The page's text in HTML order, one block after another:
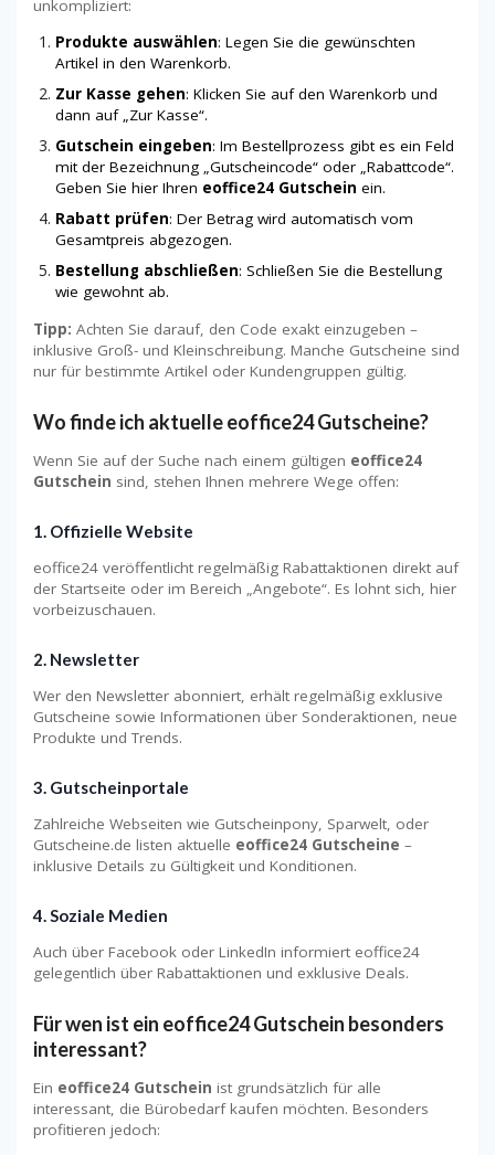
unkompliziert:
Produkte auswählen: Legen Sie die gewünschten
Artikel in den Warenkorb.
Zur Kasse gehen: Klicken Sie auf den Warenkorb und
dann auf „Zur Kasse“.
Gutschein eingeben: Im Bestellprozess gibt es ein Feld
mit der Bezeichnung „Gutscheincode“ oder „Rabattcode“.
Geben Sie hier Ihren eoffice24 Gutschein ein.
Rabatt prüfen: Der Betrag wird automatisch vom
Gesamtpreis abgezogen.
Bestellung abschließen: Schließen Sie die Bestellung
wie gewohnt ab.
Tipp: Achten Sie darauf, den Code exakt einzugeben –
inklusive Groß- und Kleinschreibung. Manche Gutscheine sind
nur für bestimmte Artikel oder Kundengruppen gültig.
Wo finde ich aktuelle eoffice24 Gutscheine?
Wenn Sie auf der Suche nach einem gültigen eoffice24
Gutschein sind, stehen Ihnen mehrere Wege offen:
1. Offizielle Website
eoffice24 veröffentlicht regelmäßig Rabattaktionen direkt auf
der Startseite oder im Bereich „Angebote“. Es lohnt sich, hier
vorbeizuschauen.
2. Newsletter
Wer den Newsletter abonniert, erhält regelmäßig exklusive
Gutscheine sowie Informationen über Sonderaktionen, neue
Produkte und Trends.
3. Gutscheinportale
Zahlreiche Webseiten wie Gutscheinpony, Sparwelt, oder
Gutscheine.de listen aktuelle eoffice24 Gutscheine –
inklusive Details zu Gültigkeit und Konditionen.
4. Soziale Medien
Auch über Facebook oder LinkedIn informiert eoffice24
gelegentlich über Rabattaktionen und exklusive Deals.
Für wen ist ein eoffice24 Gutschein besonders
interessant?
Ein eoffice24 Gutschein ist grundsätzlich für alle
interessant, die Bürobedarf kaufen möchten. Besonders
profitieren jedoch: